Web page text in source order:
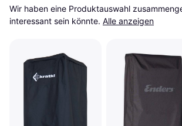
Wir haben eine Produktauswahl
interessant sein könnte. Alle anzeigen